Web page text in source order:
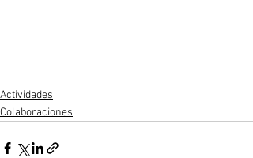
Actividades
Colaboraciones